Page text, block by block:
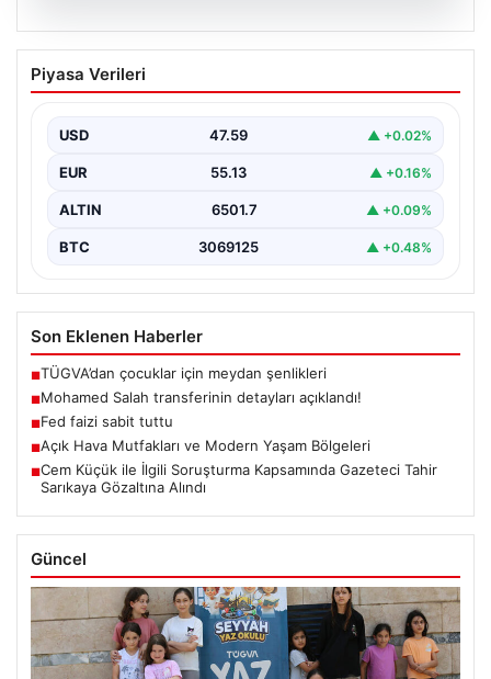
05.08.2026
Mohamed Salah transferinin detayları
açıklandı!
Piyasa Verileri
USD 47.59 ▲ +0.02%
EUR 55.13 ▲ +0.16%
ALTIN 6501.7 ▲ +0.09%
BTC 3069125 ▲ +0.48%
Son Eklenen Haberler
■TÜGVA’dan çocuklar için meydan şenlikleri
■Mohamed Salah transferinin detayları açıklandı!
■Fed faizi sabit tuttu
■Açık Hava Mutfakları ve Modern Yaşam Bölgeleri
■Cem Küçük ile İlgili Soruşturma Kapsamında Gazeteci Tahir
Sarıkaya Gözaltına Alındı
Güncel